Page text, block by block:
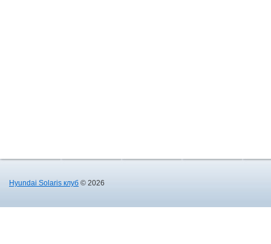
Hyundai Solaris клуб © 2026